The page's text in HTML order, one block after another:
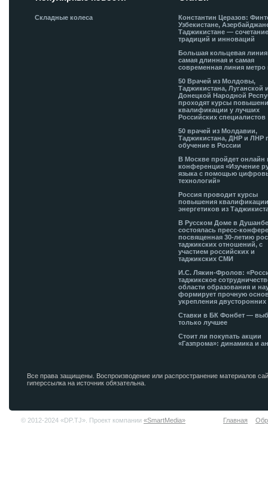
Складные колеса
Константин Церазов:
Узбекистане,
Таджикистане —
традиций и инноваций
Большая кольцевая
самая длинная и самая
современная линия метро
50 Врачей из Молдовы,
Таджикистана, Луганской
Донецкой Народной
проходят курсы
квалификации у лучших
Российских специалистов
50 врачей из Молдавии,
Таджикистана, ДНР и ЛНР
обучение в России
В Москве пройдет онлайн
конференция «Изучение
языка с помощью
технологий»
Россия проводит курсы
повышения
энергетиков из
В Русском Доме в
состоялась пресс-
посвященная 30-летию
таджикских отношений, с
участием российских и
таджикских СМИ
И.С. Лякин-Фролов:
таджикское
области образования и
формирует прочную
укрепления двусторонних
Ставки в БК Фонбет —
только лучшее
Стоит ли покупать акции
«Газпрома»: динамика и
Все права защищены. Воспроизводение или распространение материалов
гиперссылка на источник обязательна.
© 2012-2024 «DP.TJ». Проект компании «SmartMedia» Главная